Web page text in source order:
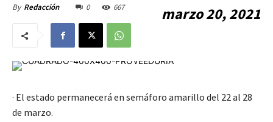
By Redacción marzo 20, 2021
0 667
· El estado permanecerá en semáforo amarillo del 22 al 28
de marzo.